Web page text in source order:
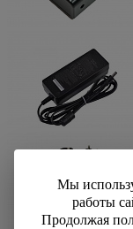
Мы
работы
Продолжая